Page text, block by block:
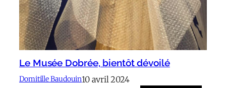
Le Musée Dobrée, bientôt dévoilé
Domitille Baudouin10 avril 2024